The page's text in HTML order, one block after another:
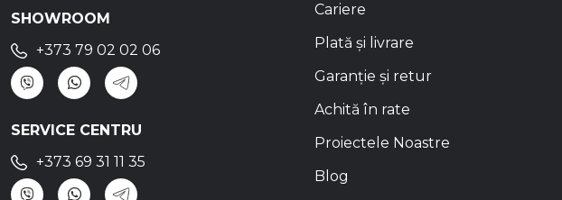
SHOWROOM
+373 79 02 02 06
SERVICE CENTRU
+373 69 31 11 35
Cariere
Plată și livrare
Garanție și retur
Achită în rate
Proiectele Noastre
Blog